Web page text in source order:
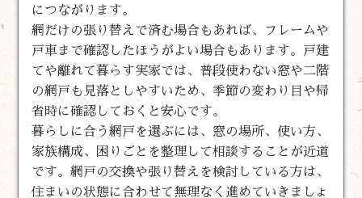
につながります。
網だけの張り替えで済む場合もあれば、フレームや
戸車まで確認したほうがよい場合もあります。戸建
てや離れて暮らす実家では、普段使わない窓や二階
の網戸も見落としやすいため、季節の変わり目や帰
省時に確認しておくと安心です。
暮らしに合う網戸を選ぶには、窓の場所、使い方、
家族構成、困りごとを整理して相談することが近道
です。網戸の交換や張り替えを検討している方は、
住まいの状態に合わせて無理なく進めていきましょ